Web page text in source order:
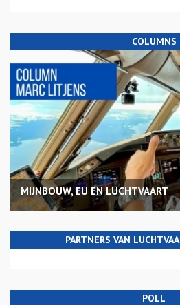
COLUMNS
MIJNBOUW, EU EN LUCHTVAART
PARTNERS VAN
POLL